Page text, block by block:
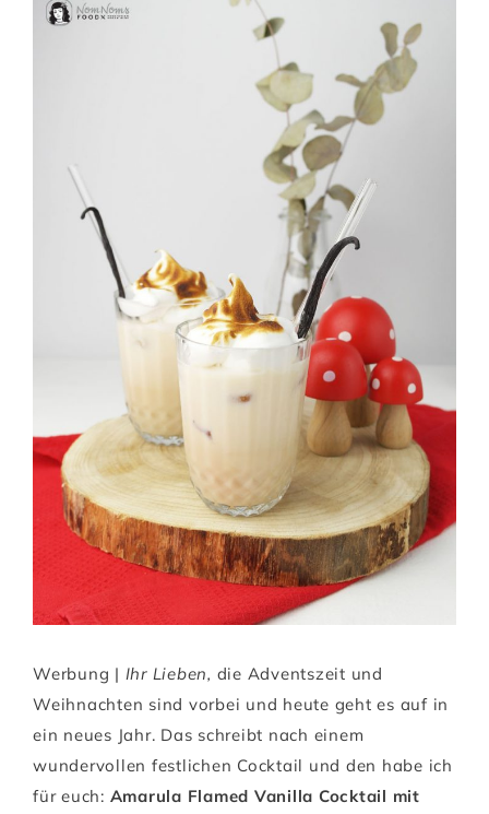
Werbung | Ihr Lieben, die Adventszeit und
Weihnachten sind vorbei und heute geht es auf in
ein neues Jahr. Das schreibt nach einem
wundervollen festlichen Cocktail und den habe ich
für euch: Amarula Flamed Vanilla Cocktail mit